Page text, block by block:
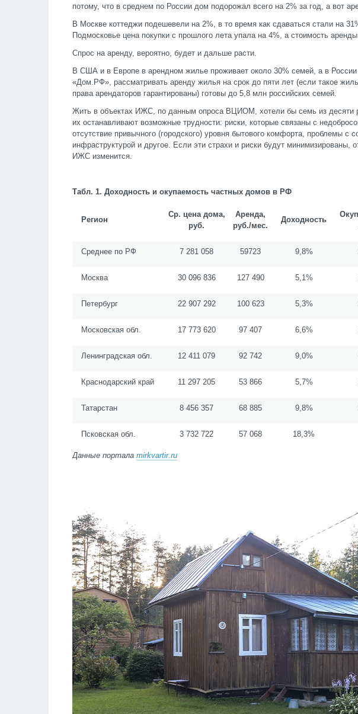
потому, что в среднем по России дом подорожал всего на 2% за год, а вот
В Москве коттеджи подешевели на 2%, в то время как сдаваться стали на
Подмосковье цена покупки с прошлого лета упала на 4%, а стоимость
Спрос на аренду, вероятно, будет и дальше расти.
В США и в Европе в арендном жилье проживает около 30% семей, а в
«Дом.РФ», рассматривать аренду жилья на срок до пяти лет (если такое
права арендаторов гарантированы) готовы до 5,8 млн российских семей.
Жить в объектах ИЖС, по данным опроса ВЦИОМ, хотели бы семь из десяти
их останавливают возможные трудности: риски, которые связаны с
отсутствие привычного (городского) уровня бытового комфорта, проблемы с
инфраструктурой и другое. Если эти страхи и риски будут минимизированы,
ИЖС изменится.
Табл. 1. Доходность и окупаемость частных домов в РФ
Регион
Ср. цена дома,
руб.
Аренда,
руб./мес.
Доходность
Среднее по РФ 7 281 058 59723 9,8%
Москва 30 096 836 127 490 5,1%
Петербург 22 907 292 100 623 5,3%
Московская обл. 17 773 620 97 407 6,6%
Ленинградская обл. 12 411 079 92 742 9,0%
Краснодарский край 11 297 205 53 866 5,7%
Татарстан 8 456 357 68 885 9,8%
Псковская обл. 3 732 722 57 068 18,3%
Данные портала mirkvartir.ru